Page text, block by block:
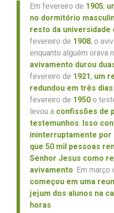
Em fevereiro de 1905,
no dormitório
resto da universidade
fevereiro de 1908, o
enquanto alguém orava
avivamento durou
fevereiro de 1921, um
redundou em três
fevereiro de 1950o
levou a confissões de
testemunhos. Isso
ininterruptamente por
que 50 mil pessoas
Senhor Jesus como
avivamento. Em março
começou em uma
jejum dos alunos na
horas.